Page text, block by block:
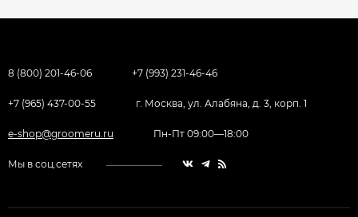
8 (800) 201-46-06 +7 (993) 231-46-46
+7 (965) 437-00-55 г. Москва, ул. Алабяна, д. 3, корп. 1
e-shop@groomeru.ru Пн-Пт 09:00—18:00
Мы в соц.сетях